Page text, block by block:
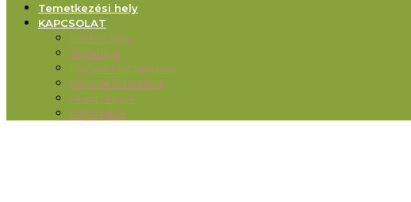
Temetkezési hely
KAPCSOLAT
Elérhetőség
Stóladíjak
Egyházi hozzájárulás
Képviselő-testület
Alapítványok
Pályázatok